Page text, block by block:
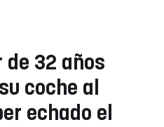
de 32 años
coche al
echado el